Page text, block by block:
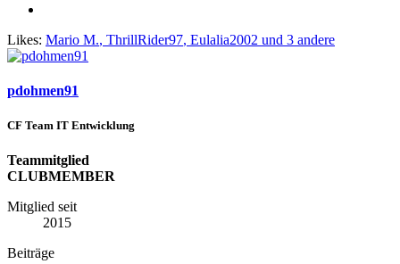
Likes: Mario M., ThrillRider97, Eulalia2002 und 3 andere
pdohmen91
CF Team IT Entwicklung
Teammitglied
CLUBMEMBER
Mitglied seit
2015
Beiträge